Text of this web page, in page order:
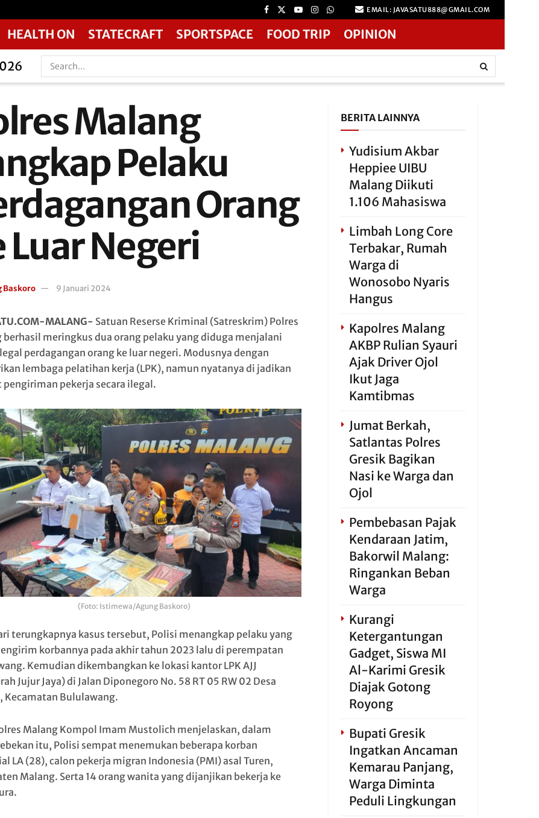
EMAIL: JAVASATU888@GMAIL.COM
HEALTH ON STATECRAFT SPORTSPACE FOOD TRIP OPINION
Malang
Pelaku
Orang
Luar Negeri
Baskoro 9 Januari 2024
MALANG- Satuan Reserse Kriminal (Satreskrim) Polres
berhasil meringkus dua orang pelaku yang diduga menjalani
perdagangan orang ke luar negeri. Modusnya dengan
lembaga pelatihan kerja (LPK), namun nyatanya di jadikan
pekerja secara ilegal.
(Foto: Istimewa/Agung Baskoro)
terungkapnya kasus tersebut, Polisi menangkap pelaku yang
korbannya pada akhir tahun 2023 lalu di perempatan
Kemudian dikembangkan ke lokasi kantor LPK AJJ
Jujur Jaya) di Jalan Diponegoro No. 58 RT 05 RW 02 Desa
Kecamatan Bululawang.
Malang Kompol Imam Mustolich menjelaskan, dalam
itu, Polisi sempat menemukan beberapa korban
LA (28), calon pekerja migran Indonesia (PMI) asal Turen,
Malang. Serta 14 orang wanita yang dijanjikan bekerja ke
BERITA LAINNYA
Yudisium Akbar
Heppiee UIBU
Malang Diikuti
1.106 Mahasiswa
Limbah Long Core
Terbakar, Rumah
Warga di
Wonosobo Nyaris
Hangus
Kapolres Malang
AKBP Rulian Syauri
Ajak Driver Ojol
Ikut Jaga
Kamtibmas
Jumat Berkah,
Satlantas Polres
Gresik Bagikan
Nasi ke Warga dan
Ojol
Pembebasan Pajak
Kendaraan Jatim,
Bakorwil Malang:
Ringankan Beban
Warga
Kurangi
Ketergantungan
Gadget, Siswa MI
Al-Karimi Gresik
Diajak Gotong
Royong
Bupati Gresik
Ingatkan Ancaman
Kemarau Panjang,
Warga Diminta
Peduli Lingkungan